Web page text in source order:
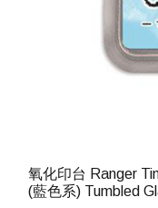
氧化印台 Ranger
(藍色系) Tumbled